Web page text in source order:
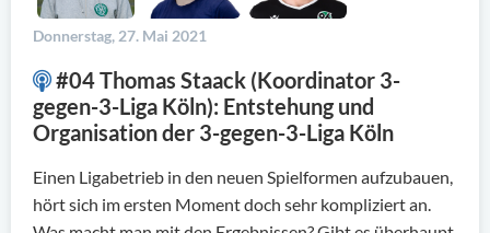
Donnerstag, 27. Mai 2021
#04 Thomas Staack (Koordinator 3-
gegen-3-Liga Köln): Entstehung und
Organisation der 3-gegen-3-Liga Köln
Einen Ligabetrieb in den neuen Spielformen aufzubauen,
hört sich im ersten Moment doch sehr kompliziert an.